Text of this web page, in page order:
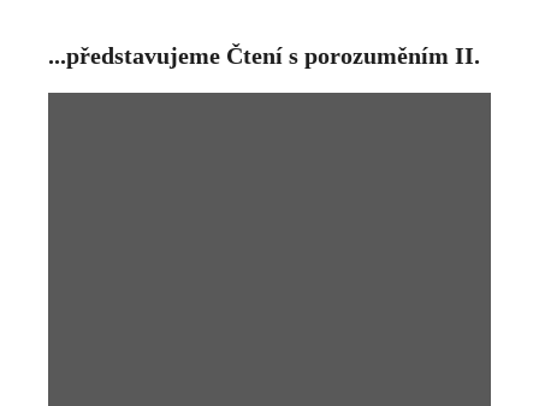
...představujeme Čtení s porozuměním II.